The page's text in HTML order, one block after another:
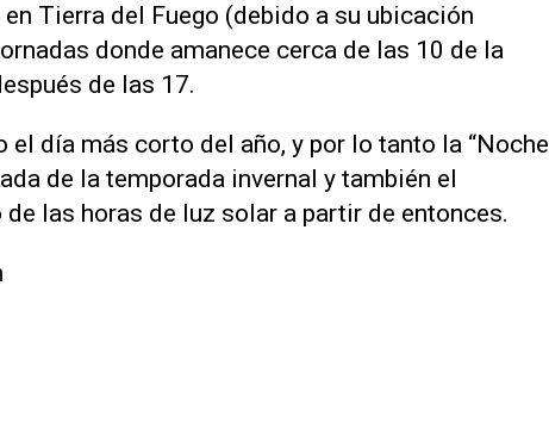
Tierra del Fuego (debido a su ubicación
donde amanece cerca de las 10 de la
de las 17.
el día más corto del año, y por lo tanto la “Noche
de la temporada invernal y también el
las horas de luz solar a partir de entonces.